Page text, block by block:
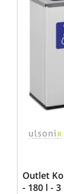
Outlet
- 180 l -